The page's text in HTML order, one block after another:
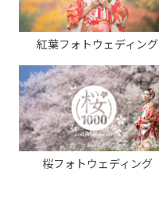
紅葉フォトウェディング
桜フォトウェディング